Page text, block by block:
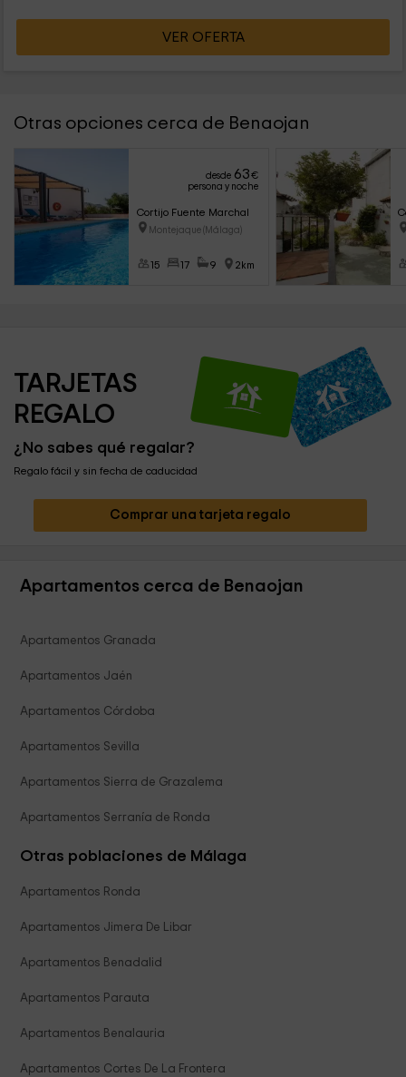
VER OFERTA
Otras opciones cerca de Benaojan
desde 63€
persona y noche
Cortijo Fuente Marchal
Montejaque (Málaga)
15 17 9 2km
TARJETAS
REGALO
¿No sabes qué regalar?
Regalo fácil y sin fecha de caducidad
Comprar una tarjeta regalo
Apartamentos cerca de Benaojan
Apartamentos Granada
Apartamentos Jaén
Apartamentos Córdoba
Apartamentos Sevilla
Apartamentos Sierra de Grazalema
Apartamentos Serranía de Ronda
Otras poblaciones de Málaga
Apartamentos Ronda
Apartamentos Jimera De Libar
Apartamentos Benadalid
Apartamentos Parauta
Apartamentos Benalauria
Apartamentos Cortes De La Frontera